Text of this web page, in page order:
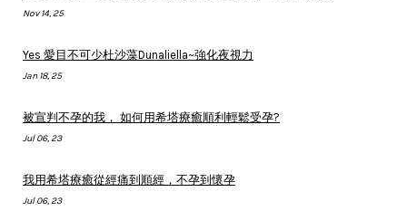
Nov 14, 25
Yes 愛目不可少杜沙藻Dunaliella~強化夜視力
Jan 18, 25
被宣判不孕的我， 如何用希塔療癒順利輕鬆受孕?
Jul 06, 23
我用希塔療癒從經痛到順經，不孕到懷孕
Jul 06, 23